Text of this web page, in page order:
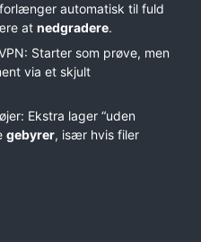
automatisk til fuld
at nedgradere.
Starter som prøve, men
via et skjult
Ekstra lager “uden
gebyrer, især hvis filer